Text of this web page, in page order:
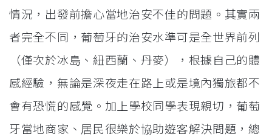
情況，出發前擔心當地治安不佳的問題。其實兩
者完全不同，葡萄牙的治安水準可是全世界前列
（僅次於冰島、紐西蘭、丹麥），根據自己的體
感經驗，無論是深夜走在路上或是境內獨旅都不
會有恐慌的感覺。加上學校同學表現親切，葡萄
牙當地商家、居民很樂於協助遊客解決問題，總